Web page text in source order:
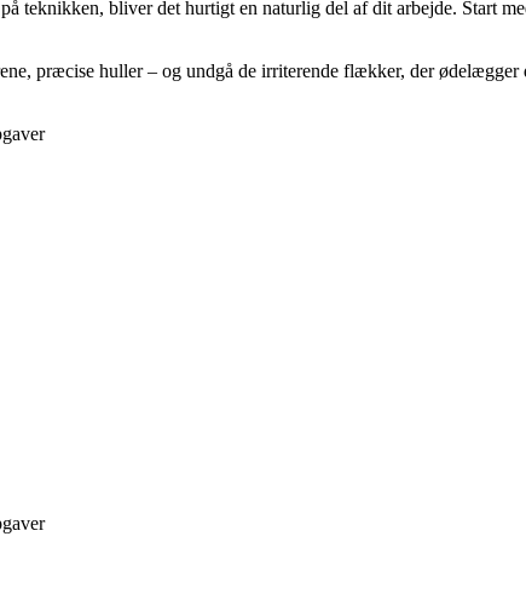
bliver det hurtigt en naturlig del af dit arbejde. Start
præcise huller – og undgå de irriterende flækker, der ødelægger